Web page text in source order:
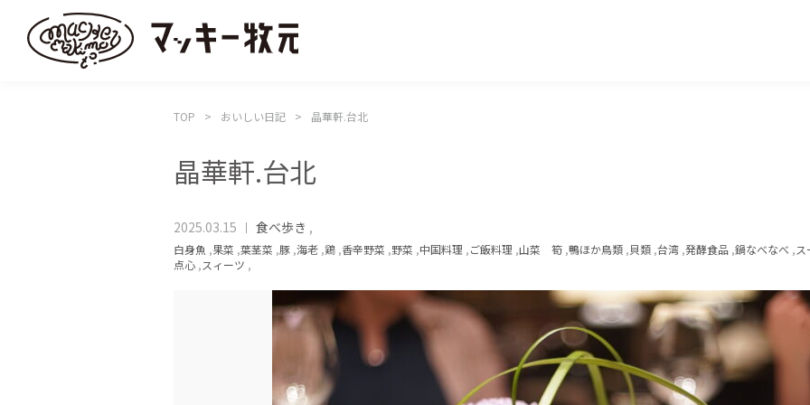
TOP おいしい日記 晶華軒.台北
晶華軒.台北
2025.03.15 食べ歩き ,
白身魚 ,果菜 ,葉茎菜 ,豚 ,海老 ,鶏 ,香辛野菜 ,野菜 ,中国料理 ,ご飯料理 ,山菜 筍 ,鴨ほか鳥類 ,貝類 ,台湾 ,発酵食品 ,鍋なべなべ ,ス
点心 ,スィーツ ,